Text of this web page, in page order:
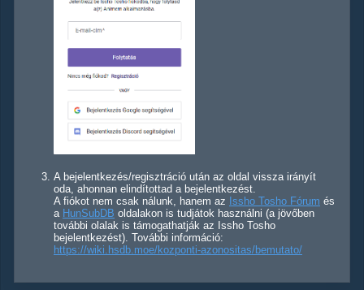
A bejelentkezés/regisztráció után az oldal vissza irányít
oda, ahonnan elindítottad a bejelentkezést.
A fiókot nem csak nálunk, hanem az Issho Tosho Fórum és
a HunSubDB oldalakon is tudjátok használni (a jövőben
további olalak is támogathatják az Issho Tosho
bejelentkezést). További információ:
https://wiki.hsdb.moe/kozponti-azonositas/bemutato/